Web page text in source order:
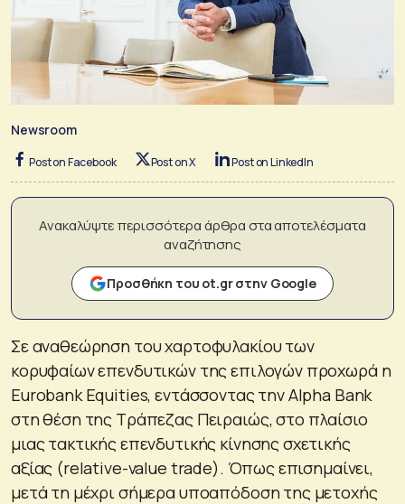
Newsroom
Post on Facebook Post on X Post on LinkedIn
Ανακαλύψτε περισσότερα άρθρα στα αποτελέσματα
αναζήτησης
Προσθήκη του ot.gr στην Google
Σε αναθεώρηση του χαρτοφυλακίου των
κορυφαίων επενδυτικών της επιλογών προχωρά η
Eurobank Equities, εντάσσοντας την Alpha Bank
στη θέση της Τράπεζας Πειραιώς, στο πλαίσιο
μιας τακτικής επενδυτικής κίνησης σχετικής
αξίας (relative-value trade). Όπως επισημαίνει,
μετά τη μέχρι σήμερα υποαπόδοση της μετοχής